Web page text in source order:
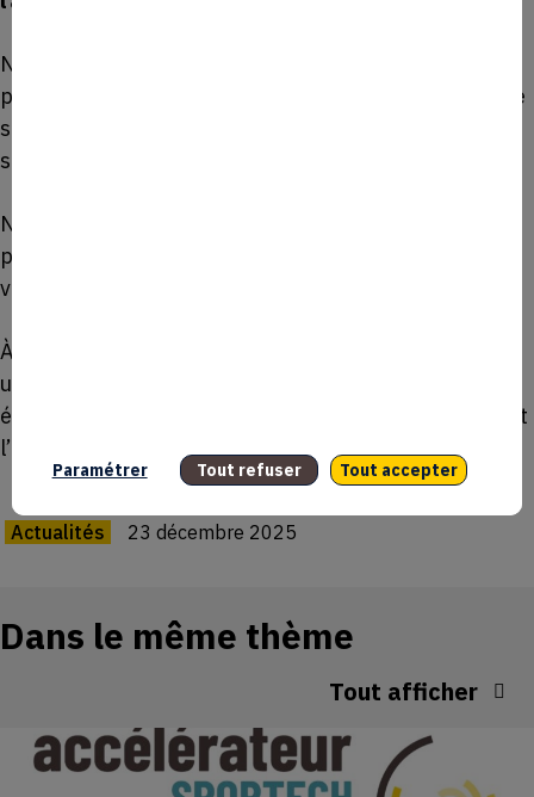
Notre priorité est de déployer Monkee là où la
problématique est la plus forte, en particulier dans le
sport, en accompagnant les clubs et organisateurs
sur la durée.
Nous travaillons en parallèle à renforcer nos outils
pour leur permettre de mieux piloter les flux, les
ventes et l’expérience spectateur.
À terme, notre ambition est simple : faire de Monkee
une solution de référence pour fluidifier la vente sur
événement, sans jamais perdre de vue la simplicité et
l’usage réel.
Actualités 23 décembre 2025
Dans le même thème
Tout afficher
Paramétrer Tout refuser Tout accepter